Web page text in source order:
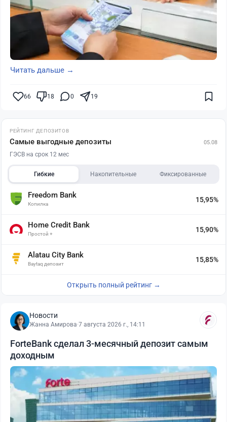
Читать дальше →
66 18 0 19
РЕЙТИНГ ДЕПОЗИТОВ
Самые выгодные депозиты 05.08
ГЭСВ на срок 12 мес
Гибкие Накопительные Фиксированные
Freedom Bank
Копилка
15,95%
Home Credit Bank
Простой +
15,90%
Alatau City Bank
Baytaq депозит
15,85%
Открыть полный рейтинг →
Новости
Жанна Амирова·7 августа 2026 г., 14:11
ForteBank сделал 3-месячный депозит самым
доходным